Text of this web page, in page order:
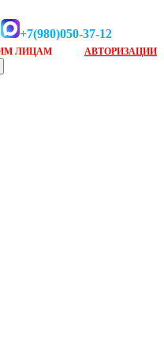
+7(980)050-37-12
ЛИЦАМ АВТОРИЗАЦИИ